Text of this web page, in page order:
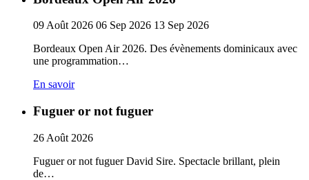
09 Août 2026 06 Sep 2026 13 Sep 2026
Bordeaux Open Air 2026. Des évènements dominicaux avec
une programmation…
En savoir
Fuguer or not fuguer
26 Août 2026
Fuguer or not fuguer David Sire. Spectacle brillant, plein
de…